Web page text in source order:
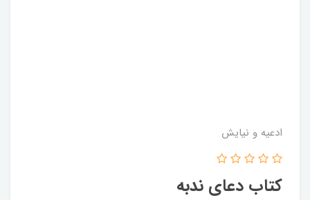
ادعیه و نیایش
کتاب دعای ندبه